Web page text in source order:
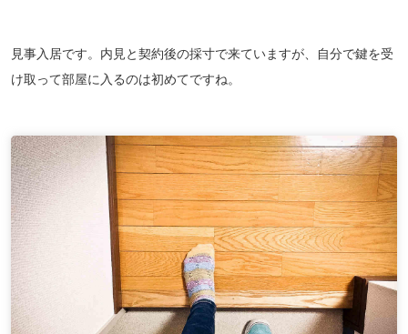
見事入居です。内見と契約後の採寸で来ていますが、自分で鍵を受
け取って部屋に入るのは初めてですね。